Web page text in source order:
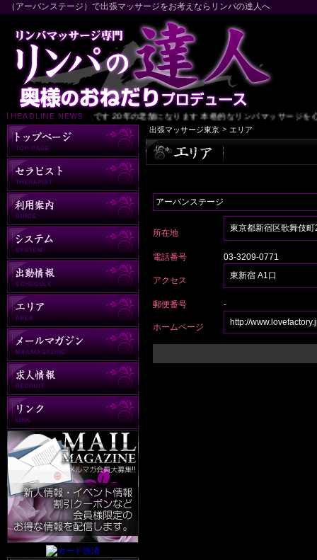
（アーバンステージ）で出張マッサージをお考えならリンパの達人へ
京 リンパの達人です 20年の老舗になります 本格的なリンパマッサージを心
出張マッサージ東京 > エリア
アーバンステージ
所在地 東京都新宿区歌舞伎
電話番号 03-3209-0771
アクセス 東新宿 A1口
郵便番号 -
ホームページ http://